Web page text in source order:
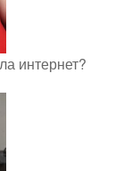
интернет?